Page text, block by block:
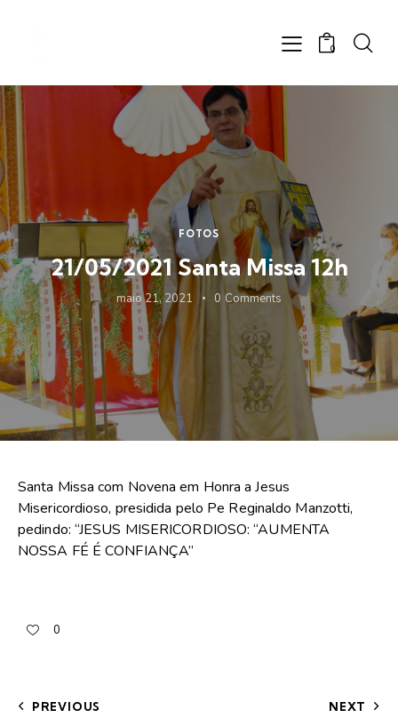
0
FOTOS
21/05/2021 Santa Missa 12h
maio 21, 2021 0 Comments
Santa Missa com Novena em Honra a Jesus
Misericordioso, presidida pelo Pe Reginaldo Manzotti,
pedindo: “JESUS MISERICORDIOSO: “AUMENTA
NOSSA FÉ É CONFIANÇA”
0
PREVIOUS NEXT